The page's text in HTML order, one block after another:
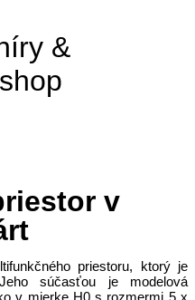
&
v
priestoru, ktorý je
súčasťou je modelová
v mierke H0 s rozmermi 5 x